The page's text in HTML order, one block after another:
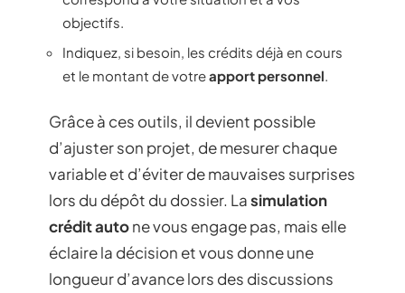
objectifs.
Indiquez, si besoin, les crédits déjà en cours
et le montant de votreapport personnel.
Grâce à ces outils, il devient possible
d’ajuster son projet, de mesurer chaque
variable et d’éviter de mauvaises surprises
lors du dépôt du dossier. Lasimulation
crédit autone vous engage pas, mais elle
éclaire la décision et vous donne une
longueur d’avance lors des discussions